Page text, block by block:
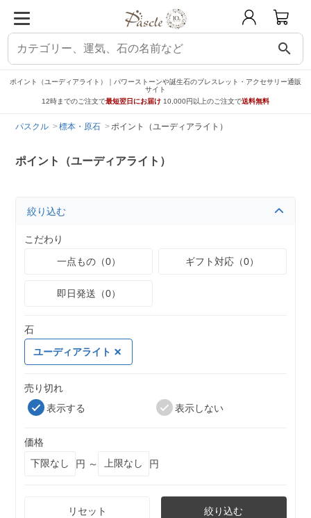
search
ポイント（ユーディアライト）｜パワーストーンや誕生石のブレスレット・アクセサリー通販
サイト
12時までのご注文で最短翌日にお届け 10,000円以上のご注文で送料無料
パスクル 標本・原石 ポイント（ユーディアライト）
ポイント（ユーディアライト）
絞り込む
こだわり
一点もの（0）
ギフト対応（0）
即日発送（0）
石
ユーディアライト
売り切れ
表示する
表示しない
価格
円 ～
円
リセット 絞り込む